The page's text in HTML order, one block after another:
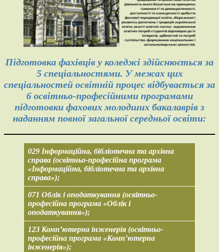
Підготовка фахівців у коледжі здійснюється за
5 спеціальностями. У межах цих
спеціальностей освітній процес відбувається за
6 освітньо-професійними програмами
підготовки фахових молодших бакалаврів з
наданням повної загальної середньої освіти:
029 Інформаційна, бібліотечна та архівна
справа (освітньо-професійна програма
«Інформаційна, бібліотечна та архівна
справа»);
071 Облік і оподаткування (освітньо-
професійна програма «Облік і
оподаткування»);
123 Комп’ютерна інженерія (освітньо-
професійна програма «Комп’ютерна
інженерія»);